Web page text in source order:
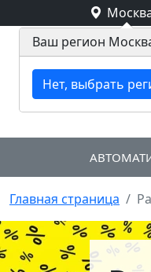
Главная страница /
Ваш регион
Нет, выбрать